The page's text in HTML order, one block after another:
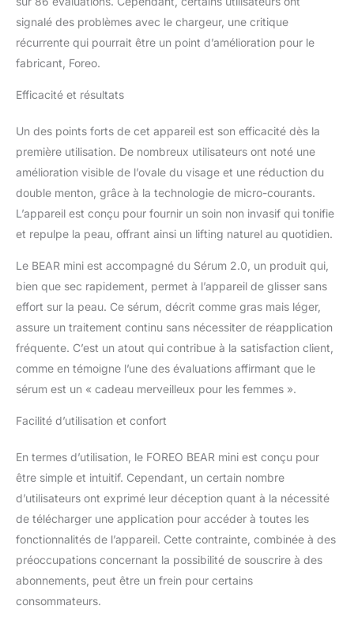
micro courant visage
peau, garantissant un
gel conducteur et le
sérum hydratant à l'acide
hyaluronique pour vous
protéger des radicaux
libres, renforcer la
barrière cutanée et
redonner de l'éclat à la
signalé des problèmes avec le chargeur, une critique
récurrente qui pourrait être un point d’amélioration pour le
fabricant, Foreo.
Efficacité et résultats
Un des points forts de cet appareil est son efficacité dès la
première utilisation. De nombreux utilisateurs ont noté une
amélioration visible de l’ovale du visage et une réduction du
double menton, grâce à la technologie de micro-courants.
L’appareil est conçu pour fournir un soin non invasif qui tonifie
et repulpe la peau, offrant ainsi un lifting naturel au quotidien.
Le BEAR mini est accompagné du Sérum 2.0, un produit qui,
bien que sec rapidement, permet à l’appareil de glisser sans
effort sur la peau. Ce sérum, décrit comme gras mais léger,
assure un traitement continu sans nécessiter de réapplication
fréquente. C’est un atout qui contribue à la satisfaction client,
comme en témoigne l’une des évaluations affirmant que le
sérum est un « cadeau merveilleux pour les femmes ».
Facilité d’utilisation et confort
En termes d’utilisation, le FOREO BEAR mini est conçu pour
être simple et intuitif. Cependant, un certain nombre
d’utilisateurs ont exprimé leur déception quant à la nécessité
de télécharger une application pour accéder à toutes les
fonctionnalités de l’appareil. Cette contrainte, combinée à des
préoccupations concernant la possibilité de souscrire à des
abonnements, peut être un frein pour certains
consommateurs.